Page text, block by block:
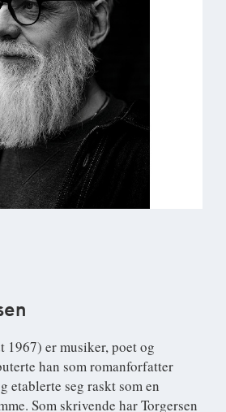
1967) er musiker, poet og
han som romanforfatter
etablerte seg raskt som en
Som skrivende har Torgersen